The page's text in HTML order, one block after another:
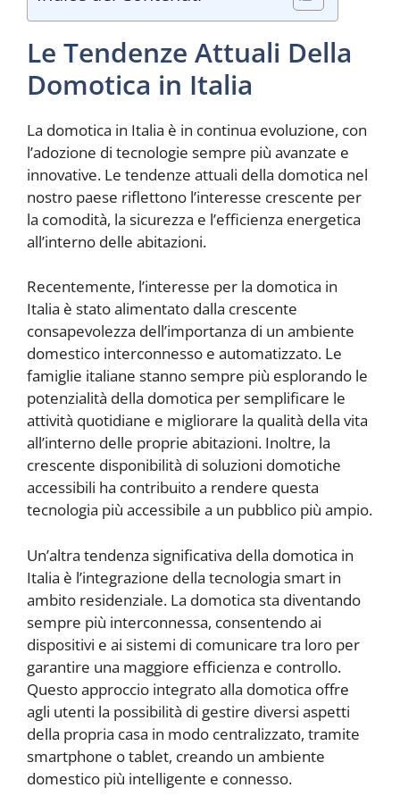
Le Tendenze Attuali Della
Domotica in Italia
La domotica in Italia è in continua evoluzione, con
l’adozione di tecnologie sempre più avanzate e
innovative. Le tendenze attuali della domotica nel
nostro paese riflettono l’interesse crescente per
la comodità, la sicurezza e l’efficienza energetica
all’interno delle abitazioni.
Recentemente, l’interesse per la domotica in
Italia è stato alimentato dalla crescente
consapevolezza dell’importanza di un ambiente
domestico interconnesso e automatizzato. Le
famiglie italiane stanno sempre più esplorando le
potenzialità della domotica per semplificare le
attività quotidiane e migliorare la qualità della vita
all’interno delle proprie abitazioni. Inoltre, la
crescente disponibilità di soluzioni domotiche
accessibili ha contribuito a rendere questa
tecnologia più accessibile a un pubblico più ampio.
Un’altra tendenza significativa della domotica in
Italia è l’integrazione della tecnologia smart in
ambito residenziale. La domotica sta diventando
sempre più interconnessa, consentendo ai
dispositivi e ai sistemi di comunicare tra loro per
garantire una maggiore efficienza e controllo.
Questo approccio integrato alla domotica offre
agli utenti la possibilità di gestire diversi aspetti
della propria casa in modo centralizzato, tramite
smartphone o tablet, creando un ambiente
domestico più intelligente e connesso.